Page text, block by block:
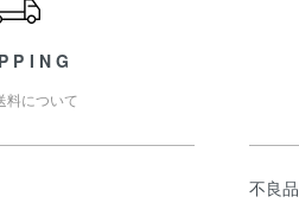
料について
不良品